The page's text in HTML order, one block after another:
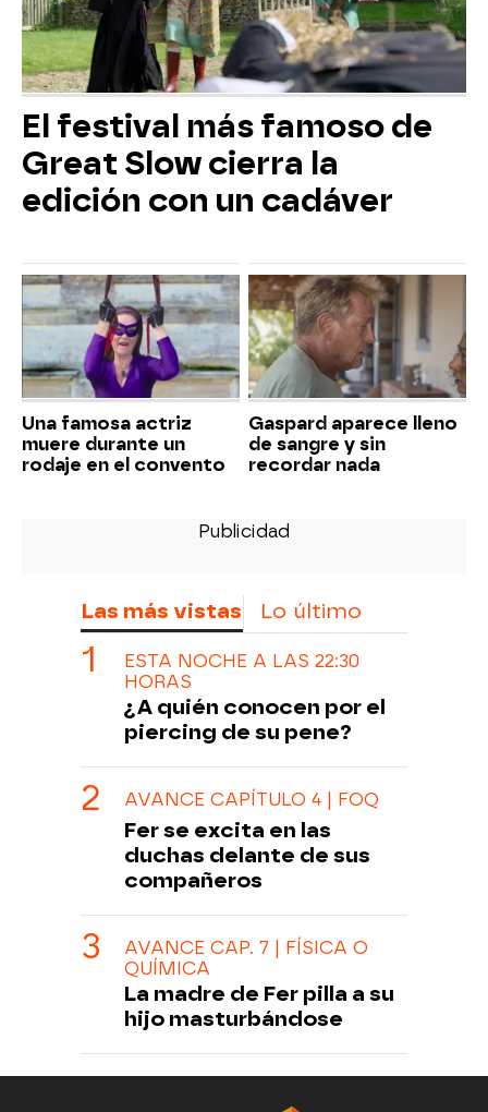
El festival más famoso de
Great Slow cierra la
edición con un cadáver
Una famosa actriz
muere durante un
rodaje en el convento
Gaspard aparece lleno
de sangre y sin
recordar nada
Las más vistas Lo último
ESTA NOCHE A LAS 22:30
HORAS
¿A quién conocen por el
piercing de su pene?
AVANCE CAPÍTULO 4 | FOQ
Fer se excita en las
duchas delante de sus
compañeros
AVANCE CAP. 7 | FÍSICA O
QUÍMICA
La madre de Fer pilla a su
hijo masturbándose